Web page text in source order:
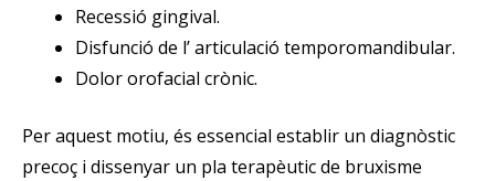
Recessió gingival.
Disfunció de l’ articulació temporomandibular.
Dolor orofacial crònic.
Per aquest motiu, és essencial establir un diagnòstic
precoç i dissenyar un pla terapèutic de bruxisme